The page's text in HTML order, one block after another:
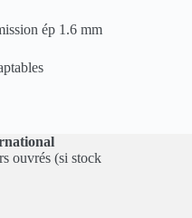
ép 1.6 mm
ouvrés (si stock